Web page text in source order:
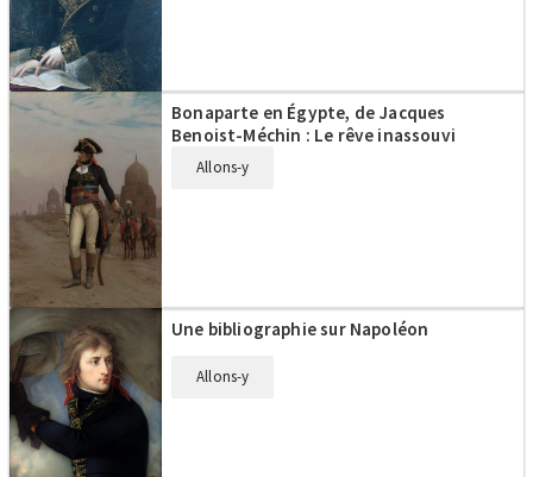
Bonaparte en Égypte, de Jacques
Benoist-Méchin : Le rêve inassouvi
Allons-y
Une bibliographie sur Napoléon
Allons-y